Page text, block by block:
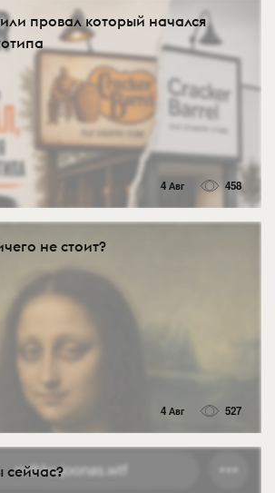
провал который начался
4 Авг 458
не стоит?
4 Авг 527
сейчас?